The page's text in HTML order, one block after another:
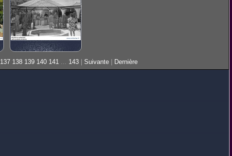
137 138 139 140 141 ... 143 Suivante Dernière